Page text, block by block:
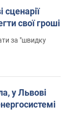
сценарії
свої гроші
за "швидку
у Львові